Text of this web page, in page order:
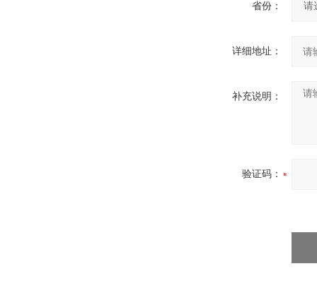
省份：
详细地址：
补充说明：
验证码：